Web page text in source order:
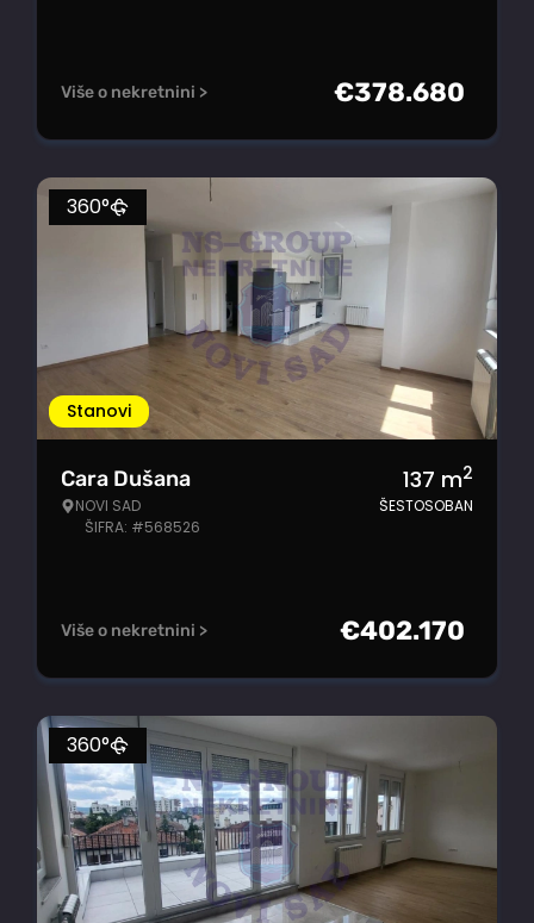
Više o nekretnini > €378.680
Stanovi
360°
Cara Dušana
NOVI SAD
ŠIFRA: #568526
137 m2
ŠESTOSOBAN
Više o nekretnini > €402.170
360°